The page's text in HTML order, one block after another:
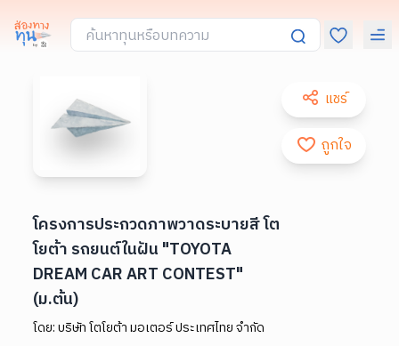
แชร์
ถูกใจ
โครงการประกวดภาพวาดระบายสี โต
โยต้า รถยนต์ในฝัน "TOYOTA
DREAM CAR ART CONTEST"
(ม.ต้น)
โดย:บริษัท โตโยต้า มอเตอร์ ประเทศไทย จำกัด